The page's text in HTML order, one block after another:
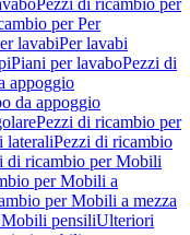
Pezzi di ricambio per
per Per
lavabiPer lavabi
Piani per lavaboPezzi di
appoggio
da appoggio
Pezzi di ricambio per
lateraliPezzi di ricambio
di ricambio per Mobili
per Mobili a
per Mobili a mezza
pensiliUlteriori